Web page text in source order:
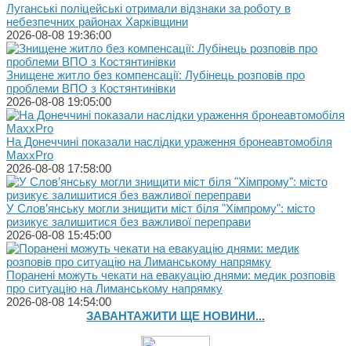
Луганські поліцейські отримали відзнаки за роботу в
небезпечних районах Харківщини
2026-08-08 19:36:00
Знищене житло без компенсації: Лубінець розповів про
проблеми ВПО з Костянтинівки
2026-08-08 19:05:00
На Донеччині показали наслідки ураження бронеавтомобіля
MaxxPro
2026-08-08 17:58:00
У Слов’янську могли знищити міст біля "Хімпрому": місто
ризикує залишитися без важливої переправи
2026-08-08 15:45:00
Поранені можуть чекати на евакуацію днями: медик розповів
про ситуацію на Лиманському напрямку
2026-08-08 14:54:00
ЗАВАНТАЖИТИ ЩЕ НОВИНИ...